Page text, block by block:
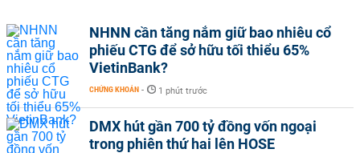
NHNN cần tăng nắm giữ bao nhiêu cổ
phiếu CTG để sở hữu tối thiểu 65%
VietinBank?
CHỨNG KHOÁN - 1 phút trước
DMX hút gần 700 tỷ đồng vốn ngoại
trong phiên thứ hai lên HOSE